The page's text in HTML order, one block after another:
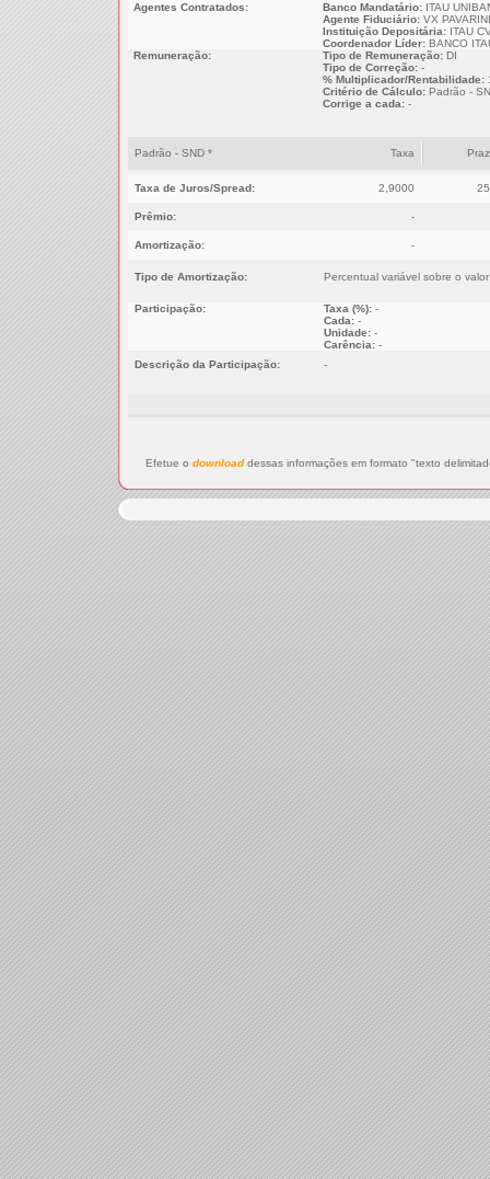
Agentes Contratados:
Banco Mandatário:ITAU
Agente Fiduciário:VX
Instituição Depositária:ITAU
Coordenador Líder:BANCO
Remuneração:
Tipo de Remuneração:DI
Tipo de Correção:-
% Multiplicador/Rentabilidade:
Critério de Cálculo:Padrão -
Corrige a cada:-
Padrão - SND * Taxa
Taxa de Juros/Spread: 2,9000
Prêmio: -
Amortização: -
Tipo de Amortização: Percentual variável sobre o
Participação: Taxa (%):-
Cada:-
Unidade:-
Carência:-
Descrição da Participação:
-
Efetue o downloaddessas informações em formato "texto